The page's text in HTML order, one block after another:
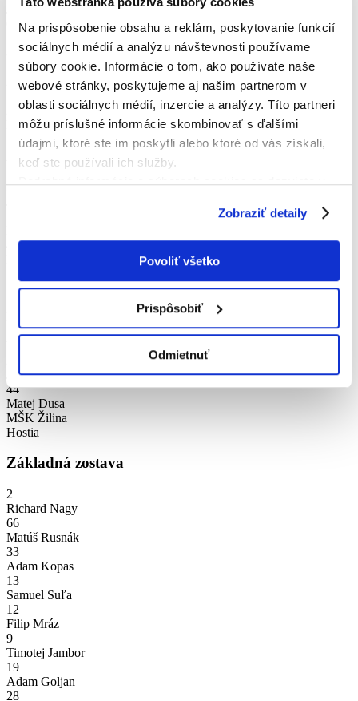
Na prispôsobenie obsahu a reklám, poskytovanie funkcií
sociálnych médií a analýzu návštevnosti používame
súbory cookie. Informácie o tom, ako používate naše
webové stránky, poskytujeme aj našim partnerom v
oblasti sociálnych médií, inzercie a analýzy. Títo partneri
môžu príslušné informácie skombinovať s ďalšími
údajmi, ktoré ste im poskytli alebo ktoré od vás získali,
keď ste používali ich služby.
Podrobné informácie o súboroch cookies sa dozviete v
Zobraziť detaily
Povoliť všetko
Prispôsobiť
Odmietnuť
Juraj Mráz
Branislav Ďurana
Adam Bechný
21
Peter Kosa
Nahradníci
22
Matej Šoška
Juraj Cisárik
44
Matej Dusa
MŠK Žilina
Hostia
Základná zostava
2
Richard Nagy
66
Matúš Rusnák
33
Adam Kopas
13
Samuel Suľa
12
Filip Mráz
9
Timotej Jambor
19
Adam Goljan
28